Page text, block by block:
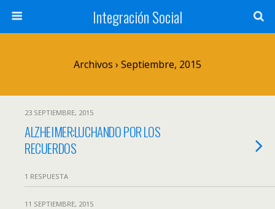
Integración Social
Archivos › Septiembre, 2015
23 SEPTIEMBRE, 2015
ALZHEIMER:LUCHANDO POR LOS
RECUERDOS
1 RESPUESTA
11 SEPTIEMBRE, 2015